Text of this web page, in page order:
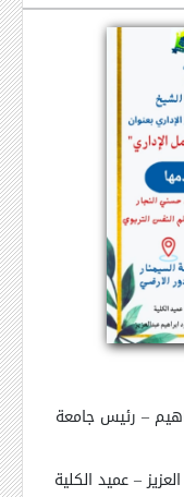
– رئيس جامعة